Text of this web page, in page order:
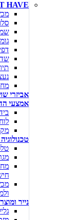
HAVE
אביזרי
אמצעי
נייר